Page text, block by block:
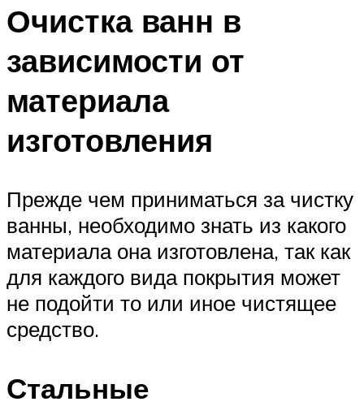
Очистка ванн в
зависимости от
материала
изготовления
Прежде чем приниматься за чистку
ванны, необходимо знать из какого
материала она изготовлена, так как
для каждого вида покрытия может
не подойти то или иное чистящее
средство.
Стальные